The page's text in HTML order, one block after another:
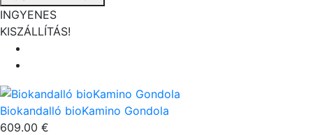
INGYENES
KISZÁLLÍTÁS!
Biokandalló bioKamino Gondola
609.00 €